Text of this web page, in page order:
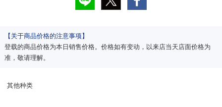
【关于商品价格的注意事项】
登载的商品价格为本日销售价格。价格如有变动，以来店当天店面价格为
准，敬请理解。
其他种类